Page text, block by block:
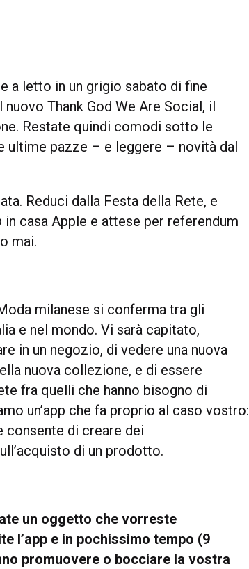
a letto in un grigio sabato di fine
Thank God We Are Social, il
Restate quindi comodi sotto le
pazze – e leggere – novità dal
Reduci dalla Festa della Rete, e
in casa Apple e attese per referendum
mai.
milanese si conferma tra gli
e nel mondo. Vi sarà capitato,
in un negozio, di vedere una nuova
nuova collezione, e di essere
fra quelli che hanno bisogno di
un’app che fa proprio al caso vostro:
consente di creare dei
di un prodotto.
un oggetto che vorreste
l’app e in pochissimo tempo (9
promuovere o bocciare la vostra